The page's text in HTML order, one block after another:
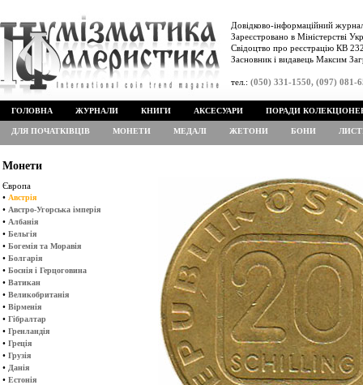
Довідково-інформаційний
Зареєстровано в Міністерстві
Свідоцтво про реєстрацію КВ
Засновник і видавець Максим
тел.: (050) 331-1550, (097) 081-
ГОЛОВНА ЖУРНАЛИ КНИГИ АКСЕСУАРИ ПОРАДИ
ДЛЯ ПОЧАТКІВЦІВ МОНЕТИ МЕДАЛІ ЖЕТОНИ БОНИ
Монети
Європа
• Австрія
• Австро-Угорська імперія
• Албанія
• Бельгія
• Богемія та Моравія
• Болгарія
• Боснія і Герцоговина
• Ватикан
• Великобританія
• Вірменія
• Гібралтар
• Гренландія
• Греція
• Грузія
• Данія
• Естонія